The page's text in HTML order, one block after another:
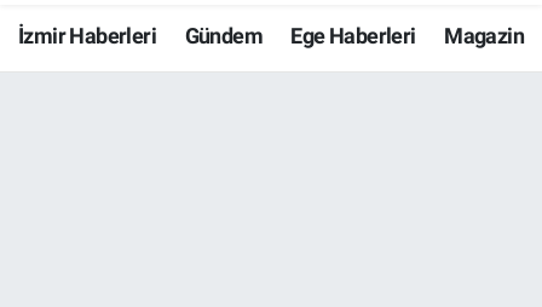
İzmir Haberleri Gündem Ege Haberleri Magazin
Resmi İlanlar